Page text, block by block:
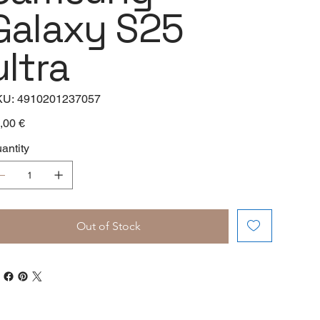
S25
SKU
4910201237057
4910201237057
€
Out of Stock